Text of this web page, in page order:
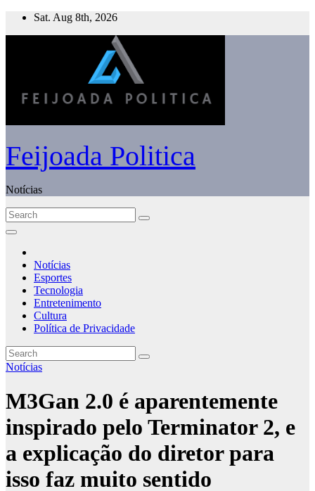
Skip
Sat. Aug 8th, 2026
Feijoada Politica
Notícias
Notícias
Esportes
Tecnologia
Entretenimento
Cultura
Política de Privacidade
Notícias
M3Gan 2.0 é aparentemente
inspirado pelo Terminator 2, e
a explicação do diretor para
isso faz muito sentido